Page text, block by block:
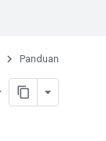
Panduan